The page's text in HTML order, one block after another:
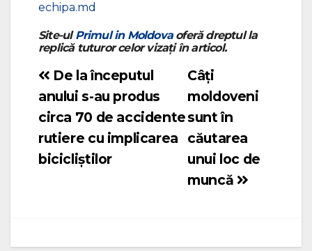
echipa.md
Site-ulPrimul in Moldovaoferă dreptul la
replică tuturor celor vizați în articol.
Navigare
în
articole
Câți
moldoveni
sunt în
căutarea
unui loc de
muncă
De la începutul
anului s-au produs
circa 70 de accidente
rutiere cu implicarea
bicicliștilor